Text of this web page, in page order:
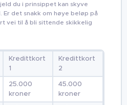
du i prinsippet kan skyve
Er det snakk om høye beløp på
vei til å bli sittende skikkelig
Kredittkort
1
Kredittkort
2
25.000
kroner
45.000
kroner